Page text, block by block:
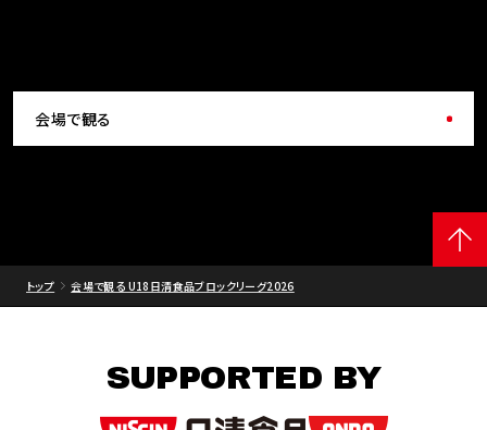
会場で観る
トップ 会場で観る U18日清食品ブロックリーグ2026
SUPPORTED BY